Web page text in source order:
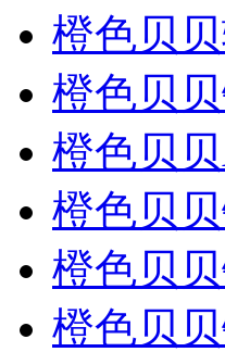
橙色贝
橙色贝
橙色贝
橙色贝
橙色贝
橙色贝